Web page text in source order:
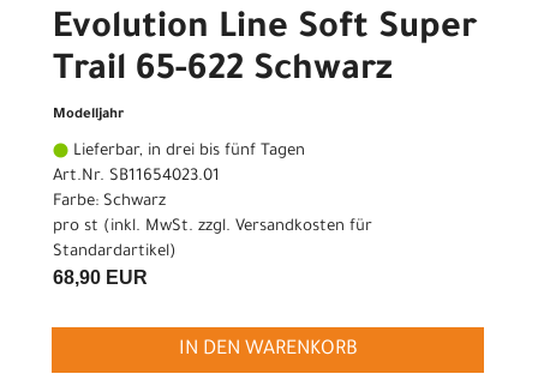
Evolution Line Soft Super
Trail 65-622 Schwarz
Modelljahr
Lieferbar, in drei bis fünf Tagen
Art.Nr. SB11654023.01
Farbe: Schwarz
pro st (inkl. MwSt. zzgl. Versandkosten für
Standardartikel)
68,90 EUR
IN DEN WARENKORB